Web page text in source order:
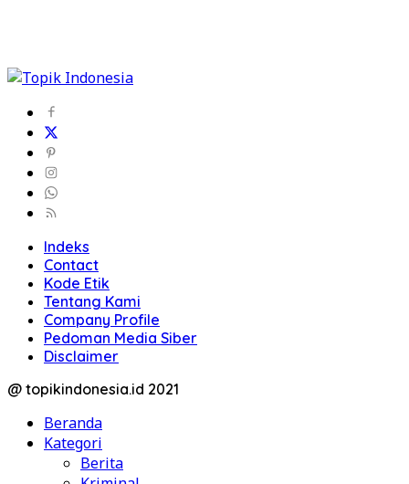
Indeks
Contact
Kode Etik
Tentang Kami
Company Profile
Pedoman Media Siber
Disclaimer
@ topikindonesia.id 2021
Beranda
Kategori
Berita